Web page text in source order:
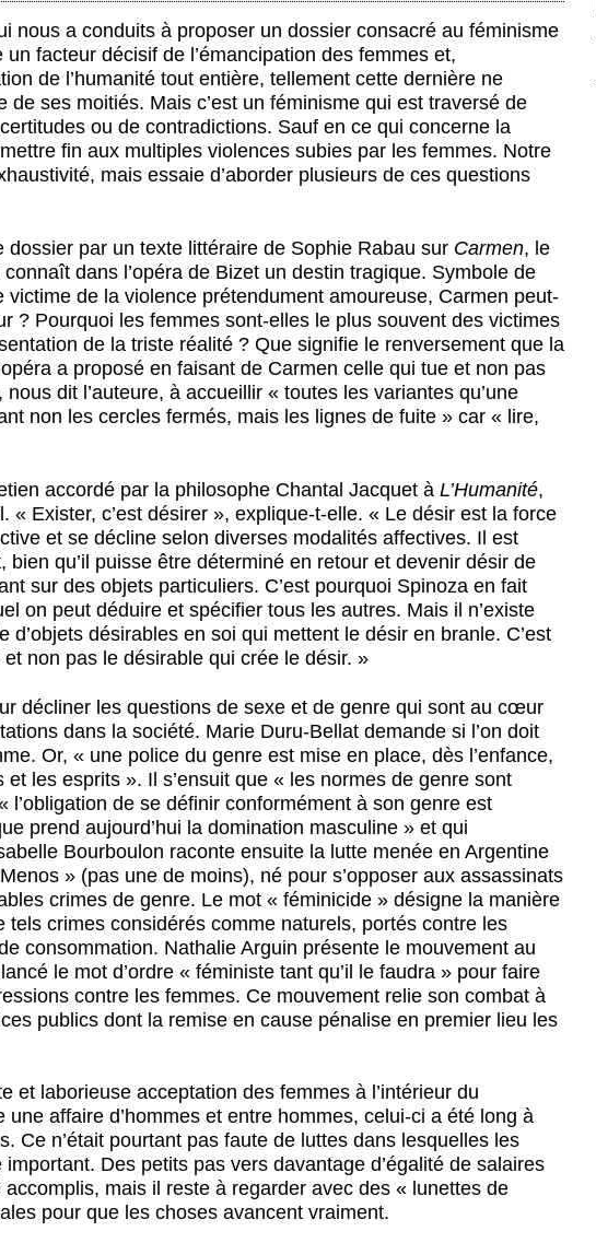
nous a conduits à proposer un dossier consacré au féminisme
un facteur décisif de l’émancipation des femmes et,
de l’humanité tout entière, tellement cette dernière ne
de ses moitiés. Mais c’est un féminisme qui est traversé de
ou de contradictions. Sauf en ce qui concerne la
fin aux multiples violences subies par les femmes. Notre
mais essaie d’aborder plusieurs de ces questions
dossier par un texte littéraire de Sophie Rabau sur Carmen, le
dans l’opéra de Bizet un destin tragique. Symbole de
victime de la violence prétendument amoureuse, Carmen peut-
? Pourquoi les femmes sont-elles le plus souvent des victimes
de la triste réalité ? Que signifie le renversement que la
a proposé en faisant de Carmen celle qui tue et non pas
dit l’auteure, à accueillir « toutes les variantes qu’une
non les cercles fermés, mais les lignes de fuite » car « lire,
accordé par la philosophe Chantal Jacquet à L’Humanité,
« Exister, c’est désirer », explique-t-elle. « Le désir est la force
et se décline selon diverses modalités affectives. Il est
bien qu’il puisse être déterminé en retour et devenir désir de
sur des objets particuliers. C’est pourquoi Spinoza en fait
on peut déduire et spécifier tous les autres. Mais il n’existe
d’objets désirables en soi qui mettent le désir en branle. C’est
non pas le désirable qui crée le désir. »
décliner les questions de sexe et de genre qui sont au cœur
dans la société. Marie Duru-Bellat demande si l’on doit
Or, « une police du genre est mise en place, dès l’enfance,
les esprits ». Il s’ensuit que « les normes de genre sont
l’obligation de se définir conformément à son genre est
prend aujourd’hui la domination masculine » et qui
Bourboulon raconte ensuite la lutte menée en Argentine
» (pas une de moins), né pour s’opposer aux assassinats
crimes de genre. Le mot « féminicide » désigne la manière
tels crimes considérés comme naturels, portés contre les
consommation. Nathalie Arguin présente le mouvement au
le mot d’ordre « féministe tant qu’il le faudra » pour faire
contre les femmes. Ce mouvement relie son combat à
publics dont la remise en cause pénalise en premier lieu les
et laborieuse acceptation des femmes à l’intérieur du
affaire d’hommes et entre hommes, celui-ci a été long à
Ce n’était pourtant pas faute de luttes dans lesquelles les
Des petits pas vers davantage d’égalité de salaires
mais il reste à regarder avec des « lunettes de
pour que les choses avancent vraiment.